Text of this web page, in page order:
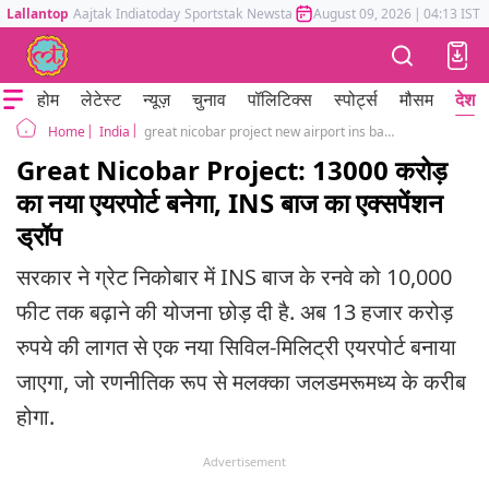
Lallantop Aajtak Indiatoday Sportstak Newstak Mumbai Tak Astrotak
August 09, 2026 | 04:13 IST
होम लेटेस्ट न्यूज़ चुनाव पॉलिटिक्स स्पोर्ट्स मौसम देश
Home India great nicobar project new airport ins baaz runway expansion plan dropped
Great Nicobar Project: 13000 करोड़
का नया एयरपोर्ट बनेगा, INS बाज का एक्सपेंशन
ड्रॉप
सरकार ने ग्रेट निकोबार में INS बाज के रनवे को 10,000
फीट तक बढ़ाने की योजना छोड़ दी है. अब 13 हजार करोड़
रुपये की लागत से एक नया सिविल-मिलिट्री एयरपोर्ट बनाया
जाएगा, जो रणनीतिक रूप से मलक्का जलडमरूमध्य के करीब
होगा.
Advertisement